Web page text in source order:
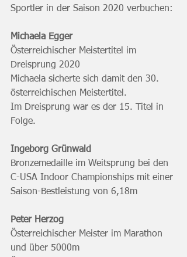
Sportler in der Saison 2020 verbuchen:
Michaela Egger
Österreichischer Meistertitel im
Dreisprung 2020
Michaela sicherte sich damit den 30.
österreichischen Meistertitel.
Im Dreisprung war es der 15. Titel in
Folge.
Ingeborg Grünwald
Bronzemedaille im Weitsprung bei den
C-USA Indoor Championships mit einer
Saison-Bestleistung von 6,18m
Peter Herzog
Österreichischer Meister im Marathon
und über 5000m